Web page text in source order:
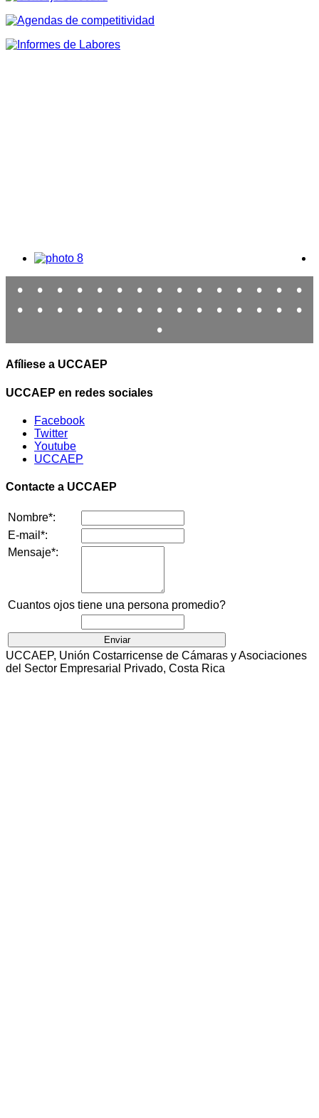
• • • • • • • • • • • • • •
•
•
• • • • • • • • • • • • •
•
•
Afíliese a UCCAEP
UCCAEP en redes sociales
Facebook
Twitter
Youtube
UCCAEP
Contacte a UCCAEP
Nombre*:
E-mail*:
Mensaje*:
Cuantos ojos tiene una persona promedio?
UCCAEP, Unión Costarricense de Cámaras y Asociaciones
del Sector Empresarial Privado, Costa Rica